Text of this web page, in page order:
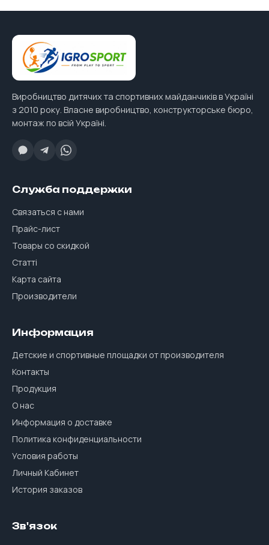
Виробництво дитячих та спортивних майданчиків в Україні
з 2010 року. Власне виробництво, конструкторське бюро,
монтаж по всій Україні.
Служба поддержки
Связаться с нами
Прайс-лист
Товары со скидкой
Статті
Карта сайта
Производители
Информация
Детские и спортивные площадки от производителя
Контакты
Продукция
О нас
Информация о доставке
Политика конфиденциальности
Условия работы
Личный Кабинет
История заказов
Зв'язок